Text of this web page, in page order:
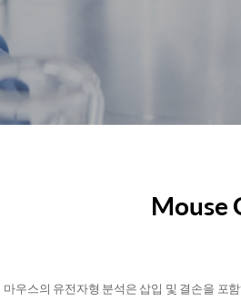
Mouse
마우스의 유전자형 분석은 삽입 및 결손을 포